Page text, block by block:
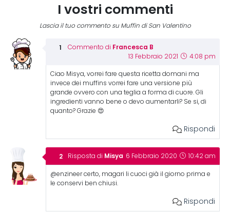
I vostri commenti
Lascia il tuo commento su Muffin di San Valentino
Commento di Francesca B
13 Febbraio 2021 4:08 pm
Ciao Misya, vorrei fare questa ricetta domani ma
invece dei muffins vorrei fare una versione più
grande ovvero con una teglia a forma di cuore. Gli
ingredienti vanno bene o devo aumentarli? Se si, di
quanto? Grazie 😍
Rispondi
Risposta di Misya 6 Febbraio 2020 10:42 am
@enzineer certo, magari li cuoci già il giorno prima e
le conservi ben chiusi.
Rispondi